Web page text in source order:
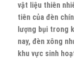
vật liệu thiên
tiên của đèn
lượng bụi trong
nay, đèn xông
khu vực sinh